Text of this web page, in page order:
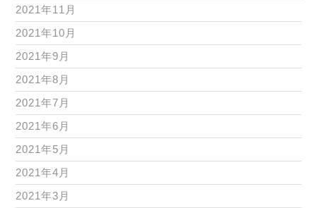
2021年11月
2021年10月
2021年9月
2021年8月
2021年7月
2021年6月
2021年5月
2021年4月
2021年3月